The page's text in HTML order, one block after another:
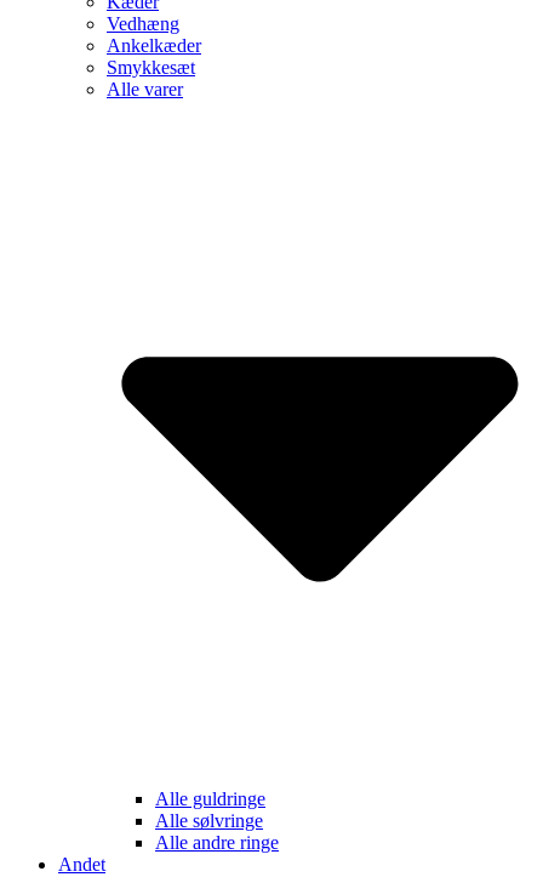
Vedhæng
Ankelkæder
Smykkesæt
Alle varer
Alle guldringe
Alle sølvringe
Alle andre ringe
Andet